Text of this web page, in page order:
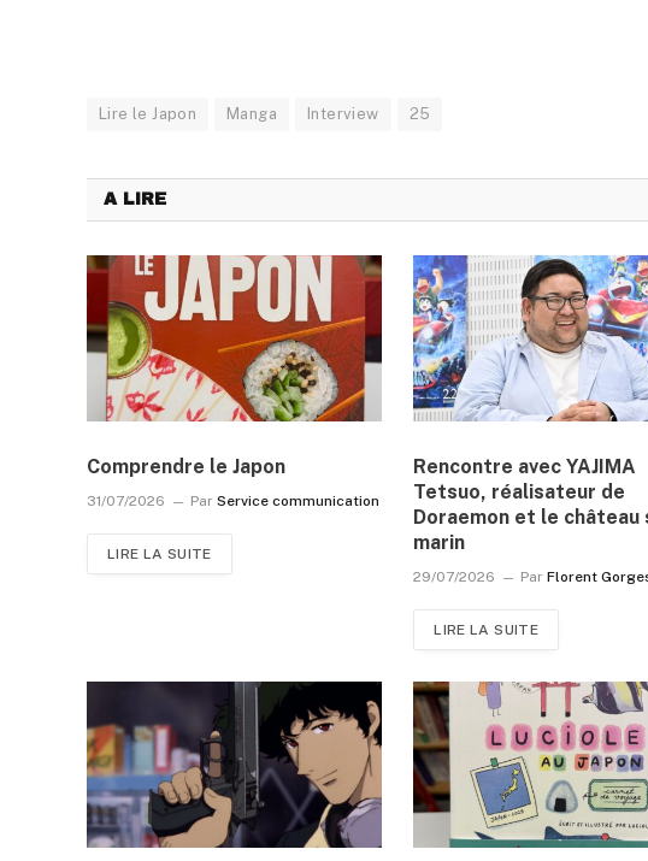
Lire le Japon Manga Interview 25
A LIRE
Comprendre le Japon
31/07/2026 Par Service communication
LIRE LA SUITE
Rencontre avec YAJIMA
Tetsuo, réalisateur de
Doraemon et le château
marin
29/07/2026 Par Florent
LIRE LA SUITE